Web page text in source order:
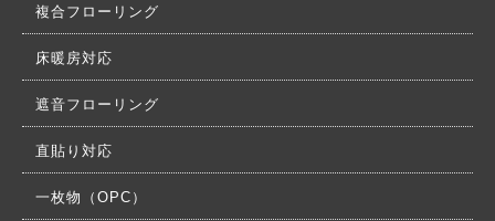
複合フローリング
床暖房対応
遮音フローリング
直貼り対応
一枚物（OPC）